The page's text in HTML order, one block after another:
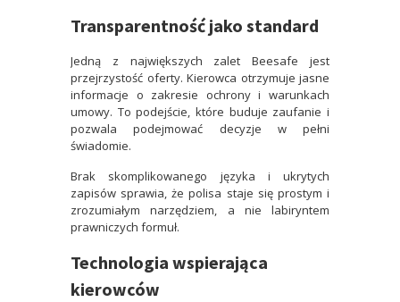
Transparentność jako standard
Jedną z największych zalet Beesafe jest
przejrzystość oferty. Kierowca otrzymuje jasne
informacje o zakresie ochrony i warunkach
umowy. To podejście, które buduje zaufanie i
pozwala podejmować decyzje w pełni
świadomie.
Brak skomplikowanego języka i ukrytych
zapisów sprawia, że polisa staje się prostym i
zrozumiałym narzędziem, a nie labiryntem
prawniczych formuł.
Technologia wspierająca
kierowców